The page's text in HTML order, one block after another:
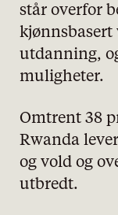
står overfor
kjønnsbasert
utdanning,
muligheter.
Omtrent 38
Rwanda
og vold og
utbredt.